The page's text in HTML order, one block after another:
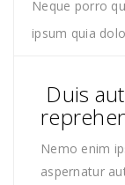
Neque porro
ipsum quia
Duis
Nemo enim
aspernatur